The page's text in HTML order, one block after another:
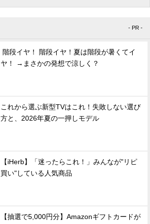
- PR -
階段イヤ！ 階段イヤ！夏は階段が暑くてイ
ヤ！ →まさかの発想で涼しく？
これから選ぶ新型TVはこれ！失敗しない選び
方と、2026年夏の一押しモデル
【iHerb】「迷ったらこれ！」みんなが"リピ
買い"している人気商品
【抽選で5,000円分】Amazonギフトカードが